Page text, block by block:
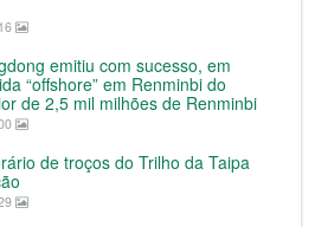
emitiu com sucesso, em
“offshore” em Renminbi do
de 2,5 mil milhões de Renminbi
de troços do Trilho da Taipa